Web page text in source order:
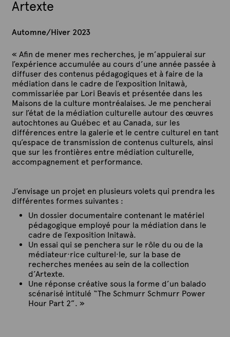
Artexte
Automne/Hiver 2023
« Afin de mener mes recherches, je m’appuierai sur
l’expérience accumulée au cours d’une année passée à
diffuser des contenus pédagogiques et à faire de la
médiation dans le cadre de l’exposition Initawà,
commissariée par Lori Beavis et présentée dans les
Maisons de la culture montréalaises. Je me pencherai
sur l’état de la médiation culturelle autour des œuvres
autochtones au Québec et au Canada, sur les
différences entre la galerie et le centre culturel en tant
qu’espace de transmission de contenus culturels, ainsi
que sur les frontières entre médiation culturelle,
accompagnement et performance.
J’envisage un projet en plusieurs volets qui prendra les
différentes formes suivantes :
Un dossier documentaire contenant le matériel
pédagogique employé pour la médiation dans le
cadre de l’exposition Initawà.
Un essai qui se penchera sur le rôle du ou de la
médiateur·rice culturel·le, sur la base de
recherches menées au sein de la collection
d’Artexte.
Une réponse créative sous la forme d’un balado
scénarisé intitulé “The Schmurr Schmurr Power
Hour Part 2”. »